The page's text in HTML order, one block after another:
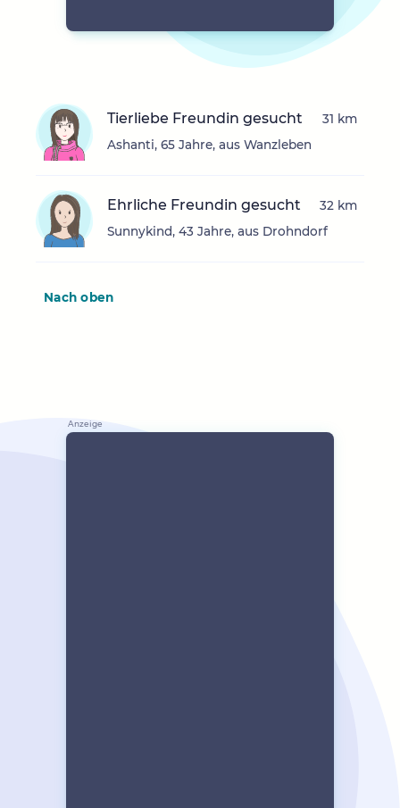
Tierliebe Freundin gesucht
Ashanti, 65 Jahre, aus Wanzleben
31 km
Ehrliche Freundin gesucht
Sunnykind, 43 Jahre, aus Drohndorf
32 km
Nach oben